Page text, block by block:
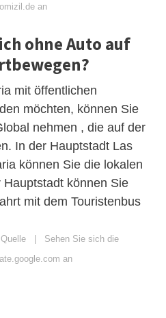
an
ohne Auto auf
mit öffentlichen
möchten, können Sie
nehmen , die auf der
In der Hauptstadt Las
können Sie die lokalen
können Sie
mit dem Touristenbus
| Sehen Sie sich die
an